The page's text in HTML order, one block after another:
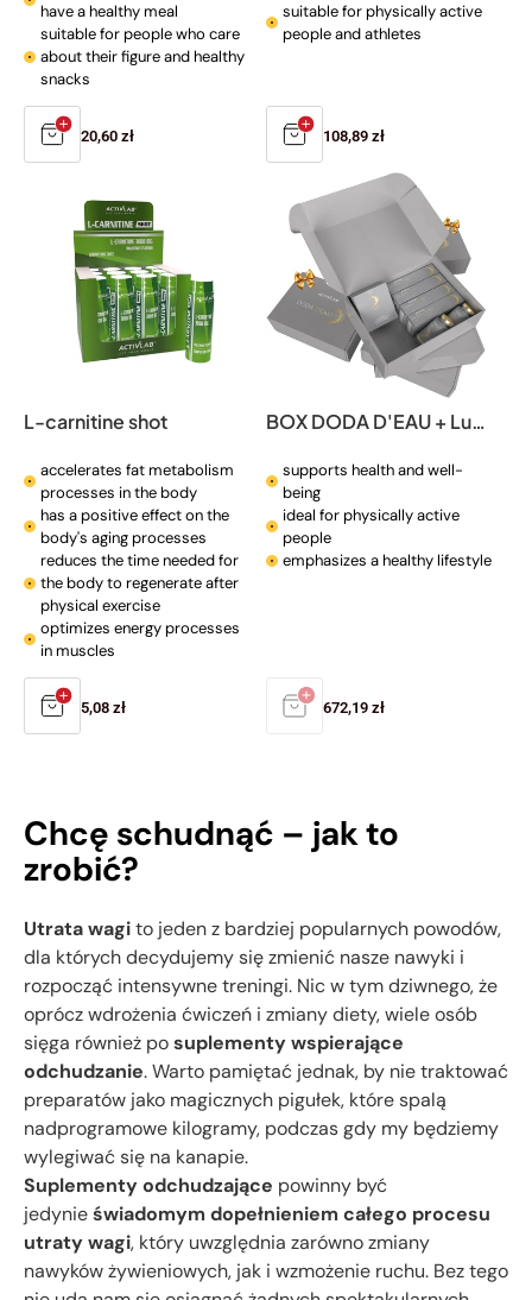
have a healthy meal
suitable for people who care
about their figure and healthy
snacks
Regular
20,60 zł
suitable for physically active
people and athletes
Regular
108,89 zł
L-carnitine shot
accelerates fat metabolism
processes in the body
has a positive effect on the
body's aging processes
reduces the time needed for
the body to regenerate after
physical exercise
optimizes energy processes
in muscles
Regular
5,08 zł
BOX DODA D'EAU + Luna EDP
supports health and well-
being
ideal for physically active
people
emphasizes a healthy lifestyle
Regular
672,19 zł
Chcę schudnąć – jak to
zrobić?
Utrata wagito jeden z bardziej popularnych powodów,
dla których decydujemy się zmienić nasze nawyki i
rozpocząć intensywne treningi. Nic w tym dziwnego, że
oprócz wdrożenia ćwiczeń i zmiany diety, wiele osób
sięga również posuplementy wspierające
odchudzanie. Warto pamiętać jednak, by nie traktować
preparatów jako magicznych pigułek, które spalą
nadprogramowe kilogramy, podczas gdy my będziemy
wylegiwać się na kanapie.
Suplementy odchudzające powinny być
jedynieświadomym dopełnieniem całego procesu
utraty wagi, który uwzględnia zarówno zmiany
nawyków żywieniowych, jak i wzmożenie ruchu. Bez tego